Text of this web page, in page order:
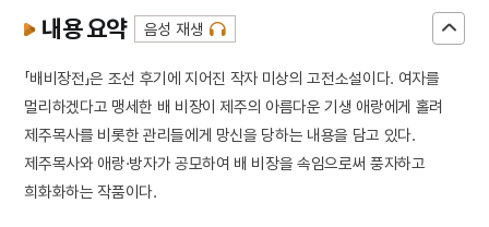
내용 요약 음성 재생
「배비장전」은 조선 후기에 지어진 작자 미상의 고전소설이다. 여자를
멀리하겠다고 맹세한 배 비장이 제주의 아름다운 기생 애랑에게 홀려
제주목사를 비롯한 관리들에게 망신을 당하는 내용을 담고 있다.
제주목사와 애랑·방자가 공모하여 배 비장을 속임으로써 풍자하고
희화화하는 작품이다.